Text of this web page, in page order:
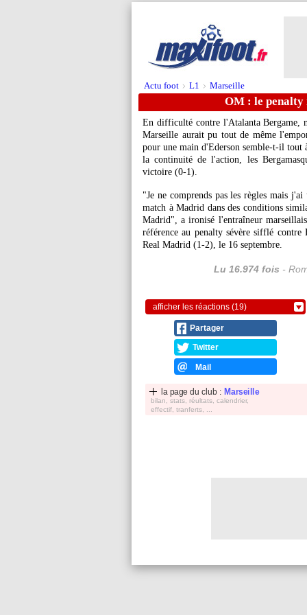
Actu foot > L1 > Marseille
OM : le penalty
En difficulté contre l'Atalanta Bergame,
Marseille aurait pu tout de même
pour une main d'Ederson semble-t-il tout
la continuité de l'action, les
victoire (0-1).
"Je ne comprends pas les règles mais
match à Madrid dans des conditions
Madrid", a ironisé l'entraîneur
référence au penalty sévère sifflé
Real Madrid (1-2), le 16 septembre.
Lu 16.974 fois -
afficher les réactions (19)
Partager
Twitter
Mail
la page du club : Marseille
bilan, stats, réultats, calendrier,
effectif, tranferts, ...